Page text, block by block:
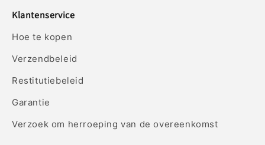
Klantenservice
Hoe te kopen
Verzendbeleid
Restitutiebeleid
Garantie
Verzoek om herroeping van de overeenkomst